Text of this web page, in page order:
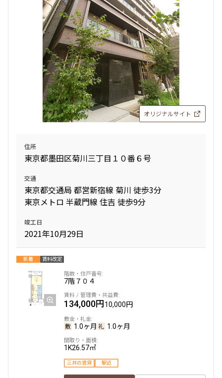
オリジナルサイト
住所
東京都墨田区菊川三丁目１０番６号
交通
東京都交通局 都営新宿線 菊川 徒歩3分
東京メトロ 半蔵門線 住吉 徒歩9分
竣工日
2021年10月29日
新着 賃料改定
7階７０４
134,000円10,000円
1.0ヶ月 1.0ヶ月
1K26.57㎡
三井の賃貸 駅近